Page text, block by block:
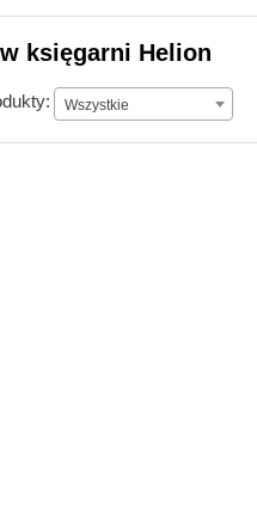
księgarni Helion
Wszystkie